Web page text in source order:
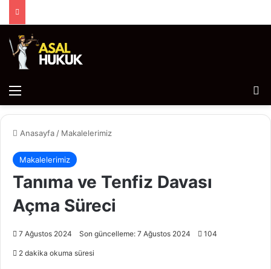
Menü
Anasayfa / Makalelerimiz
Makalelerimiz
Tanıma ve Tenfiz Davası
Açma Süreci
7 Ağustos 2024 Son güncelleme: 7 Ağustos 2024 104
2 dakika okuma süresi